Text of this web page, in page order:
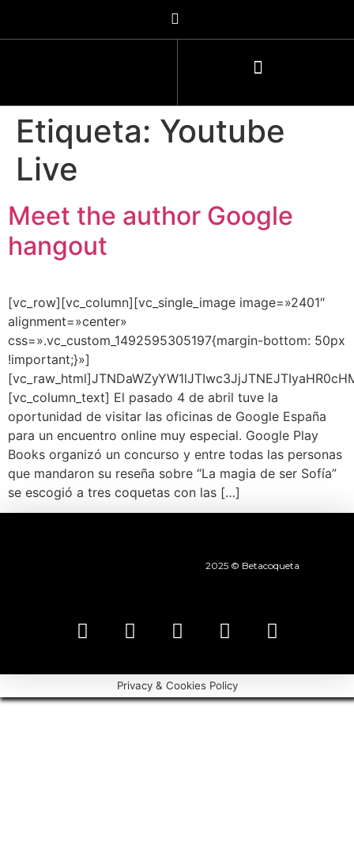
Etiqueta: Youtube
Live
Meet the author Google
hangout
[vc_row][vc_column][vc_single_image image=»2401″
alignment=»center»
css=».vc_custom_1492595305197{margin-bottom: 50px
!important;}»]
[vc_column_text] El pasado 4 de abril tuve la
oportunidad de visitar las oficinas de Google España
para un encuentro online muy especial. Google Play
Books organizó un concurso y entre todas las personas
que mandaron su reseña sobre “La magia de ser Sofía”
se escogió a tres coquetas con las […]
2025 © Betacoqueta
Privacy & Cookies Policy